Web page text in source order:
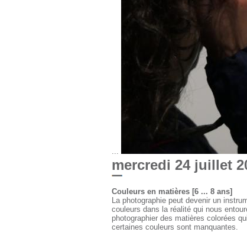
...
mercredi 24 juillet
Couleurs en matières [6 ... 8 ans]
La photographie peut devenir un
couleurs dans la réalité qui nous
photographier des matières colorées
certaines couleurs sont manquantes.